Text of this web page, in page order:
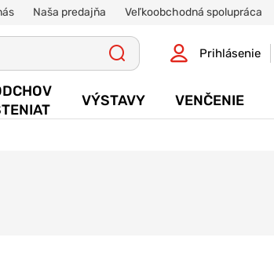
Naša predajňa Veľkoobchodná spolupráca
Prihlásenie
VÝSTAVY VENČENIE